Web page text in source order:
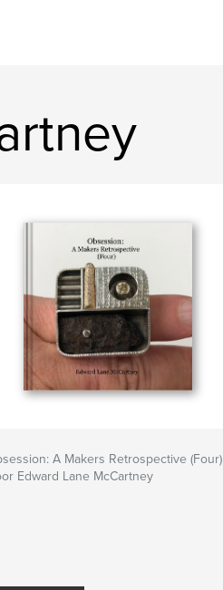
A Makers Retrospective (Four)
Edward Lane McCartney